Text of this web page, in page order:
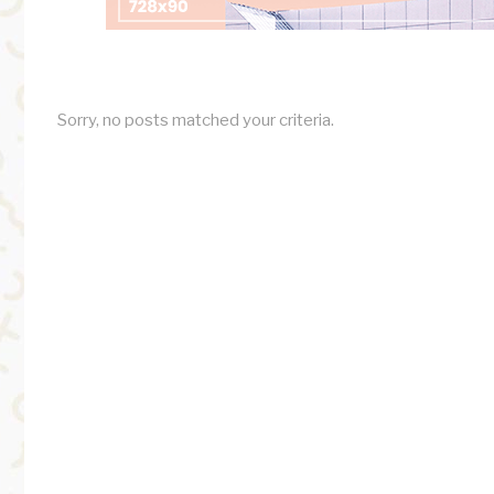
Sorry, no posts matched your criteria.